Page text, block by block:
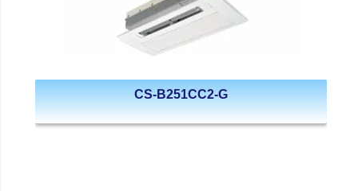
CS-B251CC2-G